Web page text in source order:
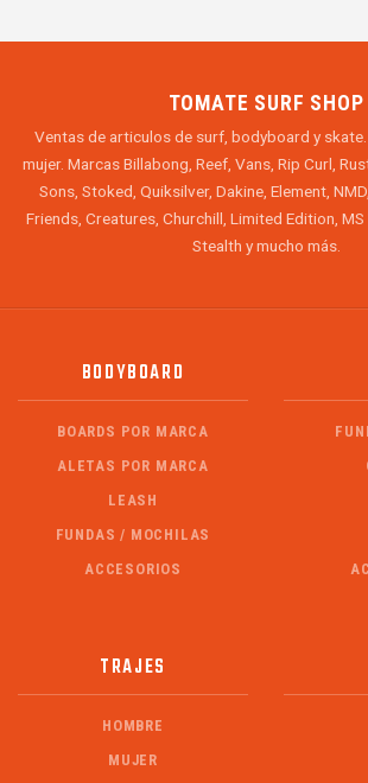
TOMATE SURF SHOP
Ventas de articulos de surf, bodyboard y
mujer. Marcas Billabong, Reef, Vans, Rip Curl,
Sons, Stoked, Quiksilver, Dakine, Element,
Friends, Creatures, Churchill, Limited Edition, MS
Stealth y mucho más.
BODYBOARD
BOARDS POR MARCA
ALETAS POR MARCA
LEASH
FUNDAS / MOCHILAS
ACCESORIOS
TRAJES
HOMBRE
MUJER